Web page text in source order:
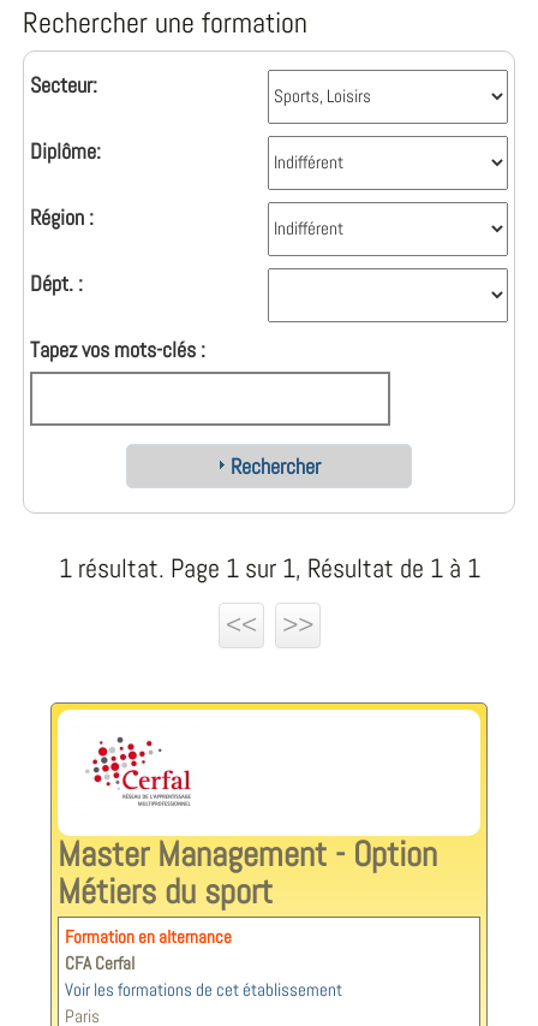
Rechercher une formation
Secteur:
Diplôme:
Région :
Dépt. :
Tapez vos mots-clés :
Rechercher
1 résultat. Page 1 sur 1, Résultat de 1 à 1
<<
>>
Master Management - Option
Métiers du sport
Formation en alternance
CFA Cerfal
Voir les formations de cet établissement
Paris